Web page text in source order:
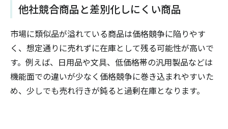
他社競合商品と差別化しにくい商品
市場に類似品が溢れている商品は価格競争に陥りやす
く、想定通りに売れずに在庫として残る可能性が高いで
す。例えば、日用品や文具、低価格帯の汎用製品などは
機能面での違いが少なく価格競争に巻き込まれやすいた
め、少しでも売れ行きが鈍ると過剰在庫となります。